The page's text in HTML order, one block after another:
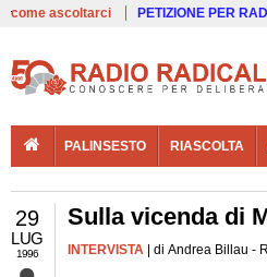
come ascoltarci PETIZIONE PER
PALINSESTO RIASCOLTA
29
LUG
1996
Sulla vicenda di
INTERVISTA | di Andrea Billau -